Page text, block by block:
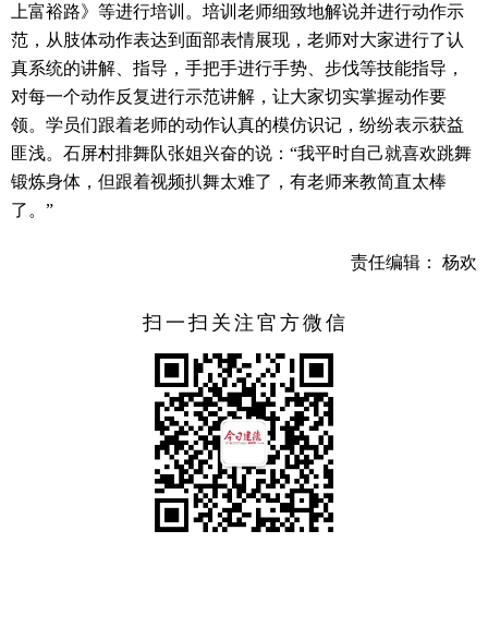
上富裕路》等进行培训。培训老师细致地解说并进行动作示
范，从肢体动作表达到面部表情展现，老师对大家进行了认
真系统的讲解、指导，手把手进行手势、步伐等技能指导，
对每一个动作反复进行示范讲解，让大家切实掌握动作要
领。学员们跟着老师的动作认真的模仿识记，纷纷表示获益
匪浅。石屏村排舞队张姐兴奋的说：“我平时自己就喜欢跳舞
锻炼身体，但跟着视频扒舞太难了，有老师来教简直太棒
了。”
责任编辑： 杨欢
扫一扫关注官方微信